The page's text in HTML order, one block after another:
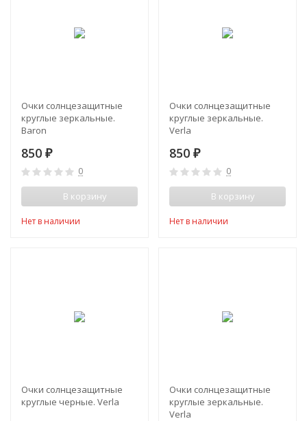
Очки солнцезащитные
круглые зеркальные.
Baron
850 ₽
0
В корзину
Нет в наличии
Очки солнцезащитные
круглые зеркальные.
Verla
850 ₽
0
В корзину
Нет в наличии
Очки солнцезащитные
круглые черные. Verla
Очки солнцезащитные
круглые зеркальные.
Verla